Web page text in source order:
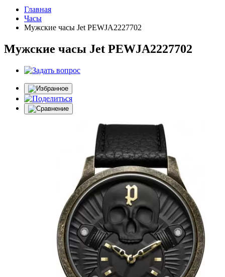
Главная
Часы
Мужские часы Jet PEWJA2227702
Мужские часы Jet PEWJA2227702